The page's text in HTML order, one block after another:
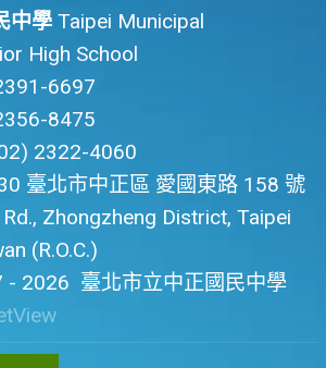
中學 Taipei Municipal
High School
6697
8475
2322-4060
臺北市中正區 愛國東路 158 號
Zhongzheng District, Taipei
(R.O.C.)
- 2026 臺北市立中正國民中學